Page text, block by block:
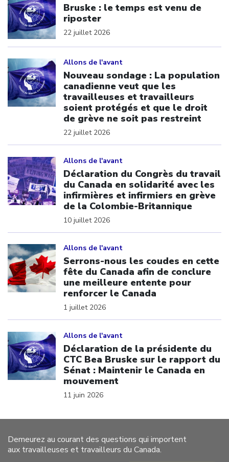
Bruske : le temps est venu de
riposter
22 juillet 2026
Allons de l'avant
Nouveau sondage : La population
canadienne veut que les
travailleuses et travailleurs
soient protégés et que le droit
de grève ne soit pas restreint
22 juillet 2026
Allons de l'avant
Déclaration du Congrès du travail
du Canada en solidarité avec les
infirmières et infirmiers en grève
de la Colombie-Britannique
10 juillet 2026
Allons de l'avant
Serrons-nous les coudes en cette
fête du Canada afin de conclure
une meilleure entente pour
renforcer le Canada
1 juillet 2026
Allons de l'avant
Déclaration de la présidente du
CTC Bea Bruske sur le rapport du
Sénat : Maintenir le Canada en
mouvement
11 juin 2026
Demeurez au courant des questions qui importent
aux travailleuses et travailleurs du Canada.